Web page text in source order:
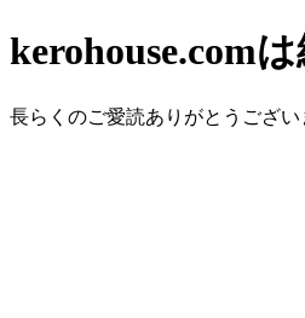
kerohouse.com
長らくのご愛読ありがとうござい